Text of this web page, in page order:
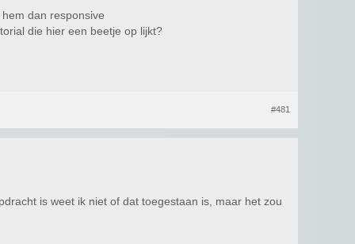
dan responsive
die hier een beetje op lijkt?
#481
is weet ik niet of dat toegestaan is, maar het zou